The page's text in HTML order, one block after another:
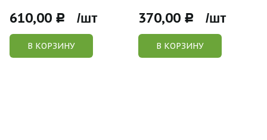
610,00 Р /шт
В КОРЗИНУ
370,00 Р /шт
В КОРЗИНУ